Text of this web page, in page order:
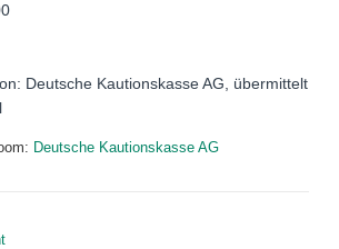
Deutsche Kautionskasse AG, übermittelt
Deutsche Kautionskasse AG